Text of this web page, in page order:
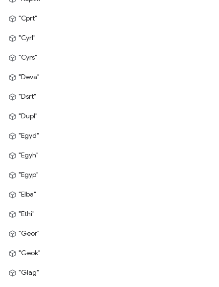
"Cprt"
"Cyrl"
"Cyrs"
"Deva"
"Dsrt"
"Dupl"
"Egyd"
"Egyh"
"Egyp"
"Elba"
"Ethi"
"Geor"
"Geok"
"Glag"